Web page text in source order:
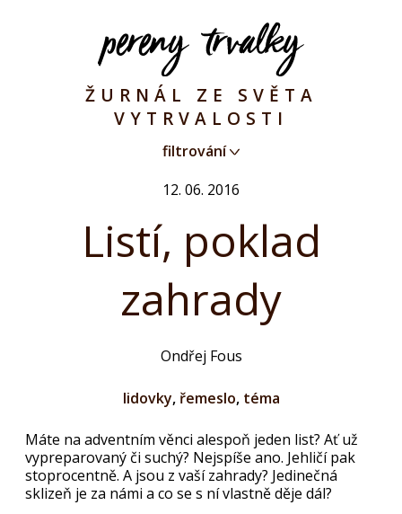
filtrování
ŽURNÁL ZE SVĚTA
VYTRVALOSTI
12. 06. 2016
Listí, poklad
zahrady
Ondřej Fous
lidovky, řemeslo, téma
Máte na adventním věnci alespoň jeden list? Ať už
vypreparovaný či suchý? Nejspíše ano. Jehličí pak
stoprocentně. A jsou z vaší zahrady? Jedinečná
sklizeň je za námi a co se s ní vlastně děje dál?